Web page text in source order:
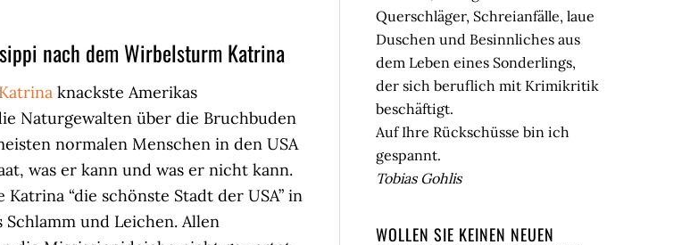
nach dem Wirbelsturm Katrina
knackste Amerikas
Naturgewalten über die Bruchbuden
normalen Menschen in den USA
was er kann und was er nicht kann.
“die schönste Stadt der USA” in
und Leichen. Allen
Querschläger, Schreianfälle, laue
Duschen und Besinnliches aus
dem Leben eines Sonderlings,
der sich beruflich mit Krimikritik
beschäftigt.
Auf Ihre Rückschüsse bin ich
gespannt.
Tobias Gohlis
WOLLEN SIE KEINEN NEUEN